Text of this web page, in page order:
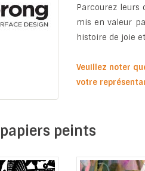
Parcourez leurs
mis en valeur
histoire de joie
Veuillez noter
votre
peints